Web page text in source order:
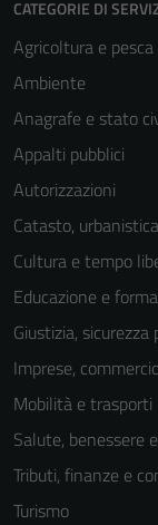
CATEGORIE DI
Agricoltura e pesca
Ambiente
Anagrafe e stato
Appalti pubblici
Autorizzazioni
Catasto,
Cultura e tempo
Educazione e
Giustizia,
Imprese,
Mobilità e trasporti
Salute, benessere
Tributi, finanze e
Turismo